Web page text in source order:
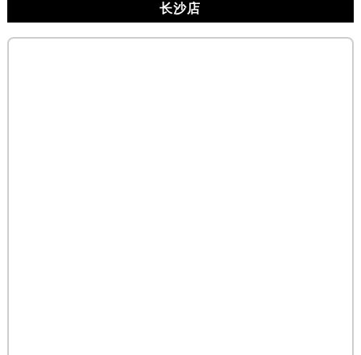
长沙店